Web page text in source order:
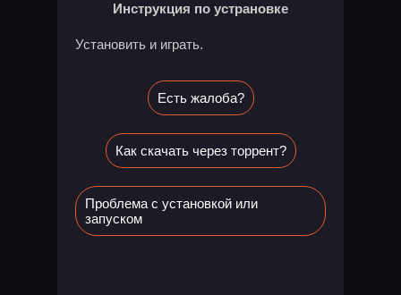
Инструкция по устрановке
Установить и играть.
Есть жалоба?
Как скачать через торрент?
Проблема с установкой или
запуском